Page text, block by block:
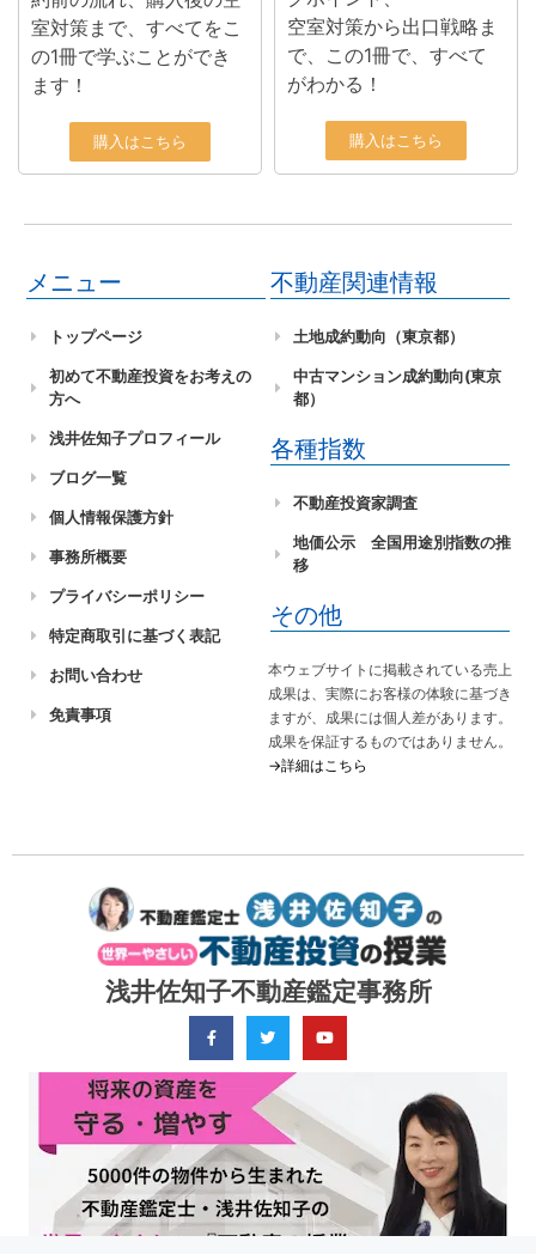
浅井佐知子不動産鑑定事務所
メニュー
トップページ
初めて不動産投資をお考えの
方へ
浅井佐知子プロフィール
ブログ一覧
個人情報保護方針
事務所概要
プライバシーポリシー
特定商取引に基づく表記
お問い合わせ
免責事項
不動産関連情報
土地成約動向（東京都）
中古マンション成約動向(東京
都）
各種指数
不動産投資家調査
地価公示 全国用途別指数の推
移
その他
本ウェブサイトに掲載されている売上
成果は、実際にお客様の体験に基づき
ますが、成果には個人差があります。
成果を保証するものではありません。
→詳細はこちら
室対策まで、すべてをこ
の1冊で学ぶことができ
ます！
購入はこちら
空室対策から出口戦略ま
で、この1冊で、すべて
がわかる！
購入はこちら